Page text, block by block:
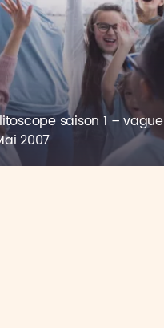
saison 1 – vague
2007